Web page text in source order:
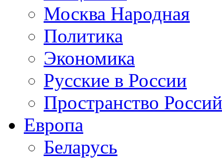
Москва Народная
Политика
Экономика
Русские в России
Пространство
Европа
Беларусь